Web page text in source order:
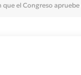
que el Congreso